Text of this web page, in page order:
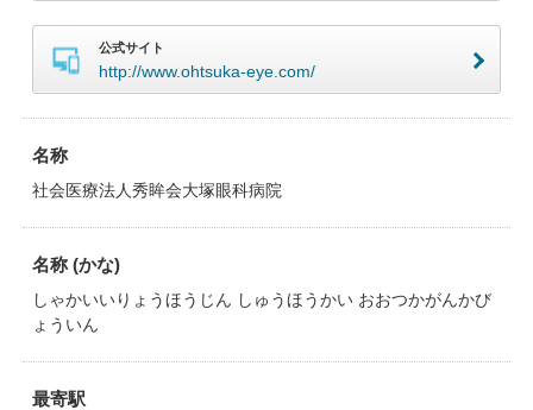
公式サイト
http://www.ohtsuka-eye.com/
名称
社会医療法人秀眸会大塚眼科病院
名称 (かな)
しゃかいいりょうほうじん しゅうほうかい おおつかがんかび
ょういん
最寄駅